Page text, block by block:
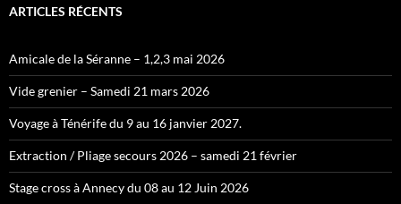
ARTICLES RÉCENTS
Amicale de la Séranne – 1,2,3 mai 2026
Vide grenier – Samedi 21 mars 2026
Voyage à Ténérife du 9 au 16 janvier 2027.
Extraction / Pliage secours 2026 – samedi 21 février
Stage cross à Annecy du 08 au 12 Juin 2026